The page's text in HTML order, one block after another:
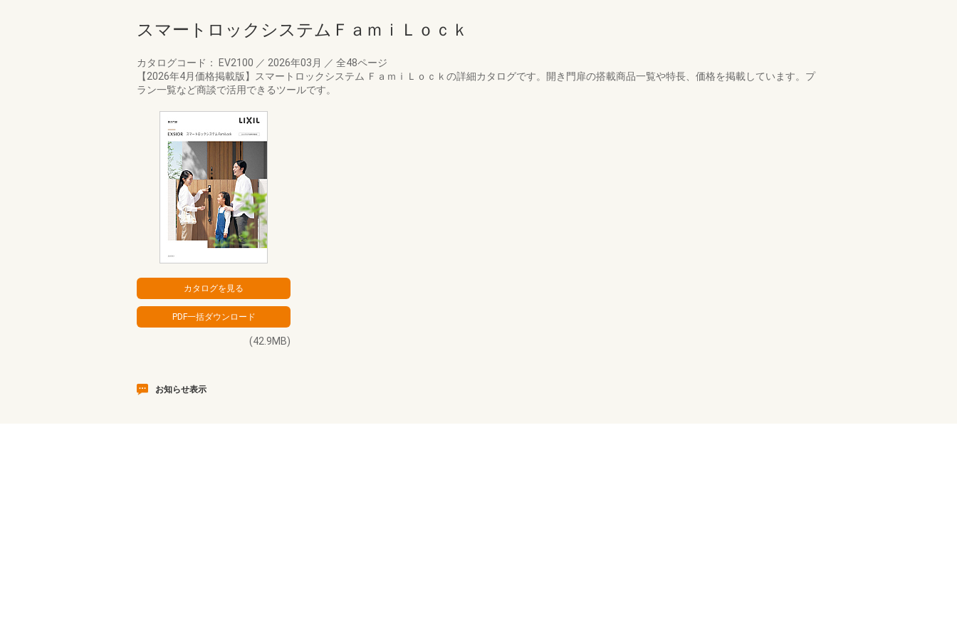
スマートロックシステムＦａｍｉＬｏｃｋ
カタログコード： EV2100 ／ 2026年03月 ／ 全48ページ
【2026年4月価格掲載版】スマートロックシステム ＦａｍｉＬｏｃｋの詳細カタログです。開き門扉の搭載商品一覧や特長、価格を掲載しています。プ
ラン一覧など商談で活用できるツールです。
(42.9MB)
お知らせ表示